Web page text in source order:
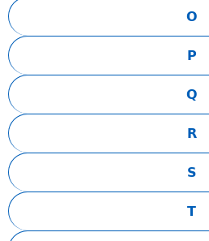
O
P
Q
R
S
T